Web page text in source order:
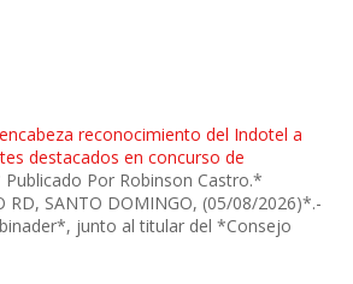
reconocimiento del Indotel a
destacados en concurso de
Por Robinson Castro.*
RD, SANTO DOMINGO, (05/08/2026)*.-
junto al titular del *Consejo